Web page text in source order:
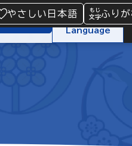
やさしい日本語 ふり
検索
Language